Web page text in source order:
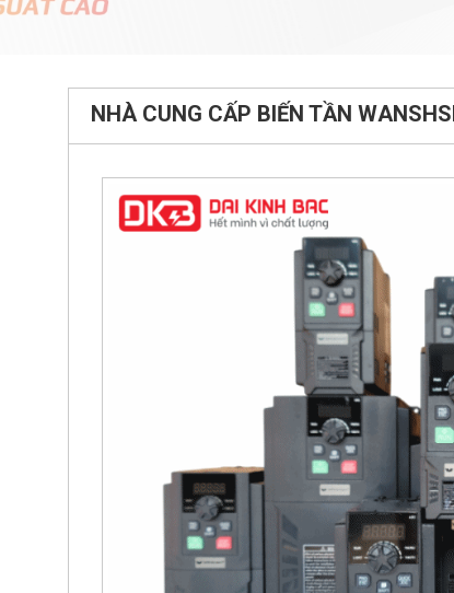
NHÀ CUNG CẤP BIẾN TẦN